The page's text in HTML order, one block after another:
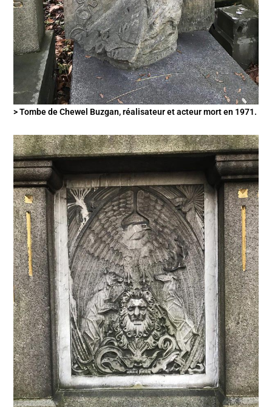
> Tombe de Chewel Buzgan, réalisateur et acteur mort en 1971.